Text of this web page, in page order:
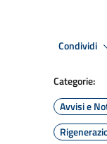
Condividi
Categorie:
Avvisi e